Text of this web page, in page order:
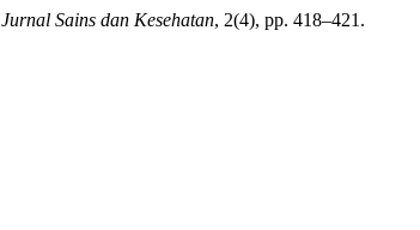
Jurnal Sains dan Kesehatan, 2(4), pp. 418–421.